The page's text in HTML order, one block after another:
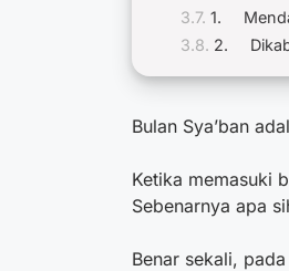
1.
2.
Bulan Sya’ban
Ketika memasuki
Sebenarnya apa
Benar sekali,